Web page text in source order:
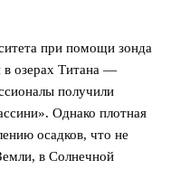
при помощи зонда
в озерах Титана —
получили
Однако плотная
осадков, что не
в Солнечной